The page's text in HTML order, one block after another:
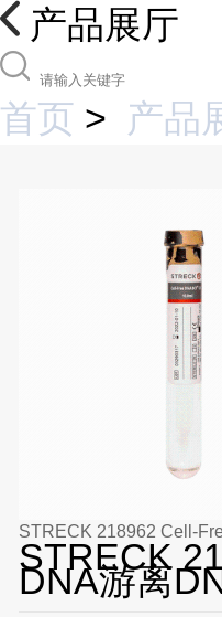
产品展厅
首页 > 产品
STRECK 218962 Cell-
STRECK
DNA游离